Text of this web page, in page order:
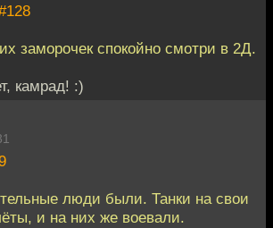
заморочек спокойно смотри в 2Д.
камрад! :)
люди были. Танки на свои
и на них же воевали.